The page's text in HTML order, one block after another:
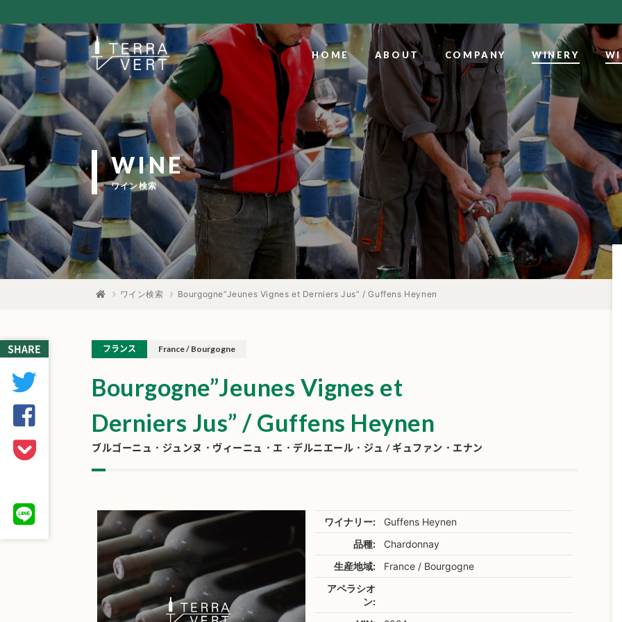
HOME ABOUT COMPANY WINERY
WINE
ワイン検索
ワイン検索 Bourgogne”Jeunes Vignes et Derniers Jus” / Guffens Heynen
SHARE
Bourgogne”Jeunes Vignes et
Derniers Jus” / Guffens Heynen
ブルゴーニュ・ジュンヌ・ヴィーニュ・エ・デルニエール・ジュ / ギュファン・エナン
フランス France / Bourgogne
ワイナリー:
Guffens Heynen
品種:
Chardonnay
生産地域:
France / Bourgogne
アペラシオ
ン: